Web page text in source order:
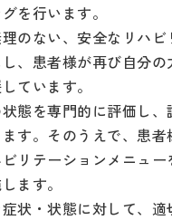
を行います。
のない、安全なリハビ
、患者様が再び自分の
ています。
態を専門的に評価し、
す。そのうえで、患者
リテーションメニュー
ます。
状・状態に対して、適